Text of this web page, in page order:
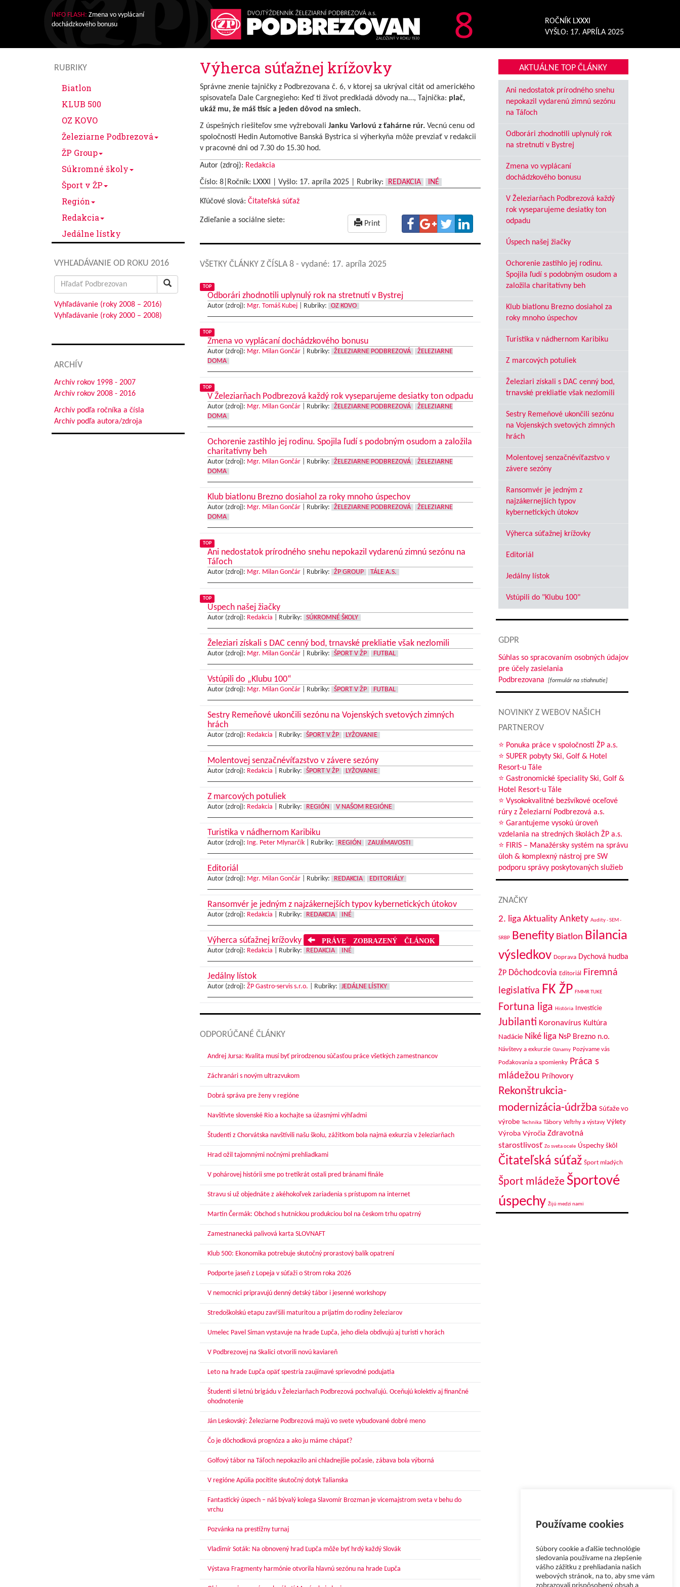
INFO FLASH: Zmena vo vyplácaní
dochádzkového bonusu
8
ROČNÍK LXXXI
VYŠLO: 17. APRÍLA 2025
RUBRIKY
Biatlon
KLUB 500
OZ KOVO
Železiarne Podbrezová
ŽP Group
Súkromné školy
Šport v ŽP
Región
Redakcia
Jedálne lístky
VYHĽADÁVANIE OD ROKU 2016
Search
for:
Vyhľadávanie (roky 2008 – 2016)
Vyhľadávanie (roky 2000 – 2008)
ARCHÍV
Archív rokov 1998 - 2007
Archív rokov 2008 - 2016
Archív podľa ročníka a čísla
Archív podľa autora/zdroja
Výherca súťažnej krížovky
Správne znenie tajničky z Podbrezovana č. 6, v ktorej sa ukrýval citát od amerického
spisovateľa Dale Cargnegieho: Keď ti život predkladá dôvody na…, Tajnička: plač,
ukáž mu, že máš tisíc a jeden dôvod na smiech.
Z úspešných riešiteľov sme vyžrebovali Janku Varlovú z ťahárne rúr.Vecnú cenu od
spoločnosti Hedin Automotive Banská Bystrica si výherkyňa môže prevziať v redakcii
v pracovné dni od 7.30 do 15.30 hod.
Autor (zdroj): Redakcia
Číslo: 8|Ročník: LXXXI | Vyšlo: 17. apríla 2025| Rubriky: REDAKCIA INÉ
Kľúčové slová: Čitateľská súťaž
Zdieľanie a sociálne siete: Print
VŠETKY ČLÁNKY Z ČÍSLA 8 - vydané: 17. apríla 2025
TOP
Odborári zhodnotili uplynulý rok na stretnutí v Bystrej
Autor (zdroj): Mgr. Tomáš Kubej| Rubriky: OZ KOVO
TOP
Zmena vo vyplácaní dochádzkového bonusu
Autor (zdroj): Mgr. Milan Gončár| Rubriky: ŽELEZIARNE PODBREZOVÁ
ŽELEZIARNE
DOMA
TOP
V Železiarňach Podbrezová každý rok vyseparujeme desiatky ton odpadu
Autor (zdroj): Mgr. Milan Gončár| Rubriky: ŽELEZIARNE PODBREZOVÁ
ŽELEZIARNE
DOMA
Ochorenie zastihlo jej rodinu. Spojila ľudí s podobným osudom a založila
charitatívny beh
Autor (zdroj): Mgr. Milan Gončár| Rubriky: ŽELEZIARNE PODBREZOVÁ
ŽELEZIARNE
DOMA
Klub biatlonu Brezno dosiahol za roky mnoho úspechov
Autor (zdroj): Mgr. Milan Gončár| Rubriky: ŽELEZIARNE PODBREZOVÁ
ŽELEZIARNE
DOMA
TOP
Ani nedostatok prírodného snehu nepokazil vydarenú zimnú sezónu na
Táľoch
Autor (zdroj): Mgr. Milan Gončár| Rubriky: ŽP GROUP TÁLE A.S.
TOP
Úspech našej žiačky
Autor (zdroj): Redakcia Rubriky: SÚKROMNÉ ŠKOLY
Železiari získali s DAC cenný bod, trnavské prekliatie však nezlomili
Autor (zdroj): Mgr. Milan Gončár| Rubriky: ŠPORT V ŽP FUTBAL
Vstúpili do „Klubu 100“
Autor (zdroj): Mgr. Milan Gončár| Rubriky: ŠPORT V ŽP FUTBAL
Sestry Remeňové ukončili sezónu na Vojenských svetových zimných
hrách
Autor (zdroj): Redakcia Rubriky: ŠPORT V ŽP LYŽOVANIE
Molentovej senzačnévíťazstvo v závere sezóny
Autor (zdroj): Redakcia Rubriky: ŠPORT V ŽP LYŽOVANIE
Z marcových potuliek
Autor (zdroj): Redakcia Rubriky: REGIÓN V NAŠOM REGIÓNE
Turistika v nádhernom Karibiku
Autor (zdroj): Ing. Peter Mlynarčík| Rubriky: REGIÓN ZAUJÍMAVOSTI
Editoriál
Autor (zdroj): Mgr. Milan Gončár| Rubriky: REDAKCIA EDITORIÁLY
Ransomvér je jedným z najzákernejších typov kybernetických útokov
Autor (zdroj): Redakcia Rubriky: REDAKCIA INÉ
Výherca súťažnej krížovky PRÁVE ZOBRAZENÝ ČLÁNOK
Autor (zdroj): Redakcia Rubriky: REDAKCIA INÉ
Jedálny lístok
Autor (zdroj): ŽP Gastro-servis s.r.o. Rubriky: JEDÁLNE LÍSTKY
ODPORÚČANÉ ČLÁNKY
Andrej Jursa: Kvalita musí byť prirodzenou súčasťou práce všetkých zamestnancov
Záchranári s novým ultrazvukom
Dobrá správa pre ženy v regióne
Navštívte slovenské Rio a kochajte sa úžasnými výhľadmi
Študenti z Chorvátska navštívili našu školu, zážitkom bola najmä exkurzia v železiarňach
Hrad ožil tajomnými nočnými prehliadkami
V pohárovej histórii sme po tretíkrát ostali pred bránami finále
Stravu si už objednáte z akéhokoľvek zariadenia s prístupom na internet
Martin Čermák: Obchod s hutníckou produkciou bol na českom trhu opatrný
Zamestnanecká palivová karta SLOVNAFT
Klub 500: Ekonomika potrebuje skutočný prorastový balík opatrení
Podporte jaseň z Lopeja v súťaži o Strom roka 2026
V nemocnici pripravujú denný detský tábor i jesenné workshopy
Stredoškolskú etapu zavŕšili maturitou a prijatím do rodiny železiarov
Umelec Pavel Siman vystavuje na hrade Ľupča, jeho diela obdivujú aj turisti v horách
V Podbrezovej na Skalici otvorili novú kaviareň
Leto na hrade Ľupča opäť spestria zaujímavé sprievodné podujatia
Študenti si letnú brigádu v Železiarňach Podbrezová pochvaľujú. Oceňujú kolektív aj finančné
ohodnotenie
Ján Leskovský: Železiarne Podbrezová majú vo svete vybudované dobré meno
Čo je dôchodková prognóza a ako ju máme chápať?
Golfový tábor na Táľoch nepokazilo ani chladnejšie počasie, zábava bola výborná
V regióne Apúlia pocítite skutočný dotyk Talianska
Fantastický úspech – náš bývalý kolega Slavomír Brozman je vicemajstrom sveta v behu do
vrchu
Pozvánka na prestížny turnaj
Vladimír Soták: Na obnovený hrad Ľupča môže byť hrdý každý Slovák
Výstava Fragmenty harmónie otvorila hlavnú sezónu na hrade Ľupča
AKTUÁLNE TOP ČLÁNKY
Ani nedostatok prírodného snehu
nepokazil vydarenú zimnú sezónu
na Táľoch
Odborári zhodnotili uplynulý rok
na stretnutí v Bystrej
Zmena vo vyplácaní
dochádzkového bonusu
V Železiarňach Podbrezová každý
rok vyseparujeme desiatky ton
odpadu
Úspech našej žiačky
Ochorenie zastihlo jej rodinu.
Spojila ľudí s podobným osudom a
založila charitatívny beh
Klub biatlonu Brezno dosiahol za
roky mnoho úspechov
Turistika v nádhernom Karibiku
Z marcových potuliek
Železiari získali s DAC cenný bod,
trnavské prekliatie však nezlomili
Sestry Remeňové ukončili sezónu
na Vojenských svetových zimných
hrách
Molentovej senzačnévíťazstvo v
závere sezóny
Ransomvér je jedným z
najzákernejších typov
kybernetických útokov
Výherca súťažnej krížovky
Editoriál
Jedálny lístok
Vstúpili do "Klubu 100"
GDPR
Súhlas so spracovaním osobných údajov
pre účely zasielania
Podbrezovana
[formulár na stiahnutie]
NOVINKY Z WEBOV NAŠICH
PARTNEROV
⭐ Ponuka práce v spoločnosti ŽP a.s.
⭐ SUPER pobyty Ski, Golf & Hotel
Resort-u Tále
⭐ Gastronomické špeciality Ski, Golf &
Hotel Resort-u Tále
⭐ Vysokokvalitné bezšvíkové oceľové
rúry z Železiarní Podbrezová a.s.
⭐ Garantujeme vysokú úroveň
vzdelania na stredných školách ŽP a.s.
⭐ FIRIS – Manažérsky systém na správu
úloh & komplexný nástroj pre SW
podporu správy poskytovaných služieb
ZNAČKY
2. liga Aktuality Ankety Audity - SEM -
SRBP Benefity Biatlon Bilancia
výsledkov Doprava Dychová hudba
ŽP Dôchodcovia Editoriál
Firemná
legislatíva FK ŽP FMMR TUKE
Fortuna liga História Investície
Jubilanti Koronavírus Kultúra
Nadácie Niké liga NsP Brezno n.o.
Návštevy a exkurzie Oznamy Pozývame vás
Poďakovania a spomienky Práca s
mládežou Príhovory
Rekonštrukcia-
modernizácia-údržba Súťaže vo
výrobe Technika Tábory Veľtrhy a výstavy Výlety
Výroba Výročia Zdravotná
starostlivosť Zo sveta ocele Úspechy škôl
Čitateľská súťaž Šport mladých
Šport mládeže Športové
úspechy Žijú medzi nami
Používame cookies
Súbory cookie a ďalšie technológie
sledovania používame na zlepšenie
vášho zážitku z prehliadania našich
webových stránok, na to, aby sme vám